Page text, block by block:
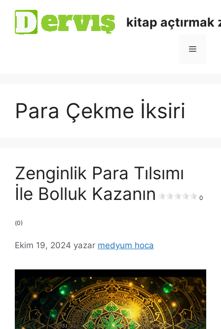
kitap açtırmak
Para Çekme İksiri
Zenginlik Para Tılsımı
İle Bolluk Kazanın
0
(0)
Ekim 19, 2024 yazar medyum hoca